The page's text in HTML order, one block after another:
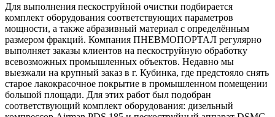
Для выполнения пескоструйной очистки подбирается
комплект оборудования соответствующих параметров
мощности, а также абразивный материал с определённым
размером фракций. Компания ПНЕВМОПОРТАЛ регулярно
выполняет заказы клиентов на пескоструйную обработку
всевозможных промышленных объектов. Недавно мы
выезжали на крупный заказ в г. Кубинка, где предстояло снять
старое лакокрасочное покрытие в промышленном помещении
большой площади. Для этих работ был подобран
соответствующий комплект оборудования: дизельный